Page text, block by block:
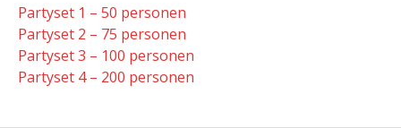
Partyset 1 – 50 personen
Partyset 2 – 75 personen
Partyset 3 – 100 personen
Partyset 4 – 200 personen